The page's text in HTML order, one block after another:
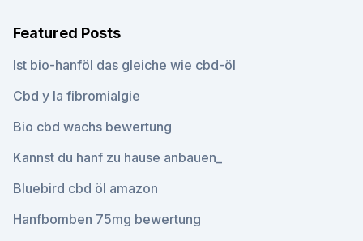
Featured Posts
Ist bio-hanföl das gleiche wie cbd-öl
Cbd y la fibromialgie
Bio cbd wachs bewertung
Kannst du hanf zu hause anbauen_
Bluebird cbd öl amazon
Hanfbomben 75mg bewertung